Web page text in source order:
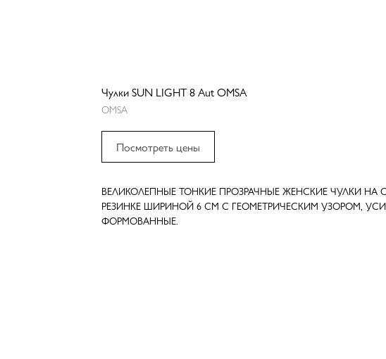
Чулки SUN LIGHT 8 Aut OMSA
OMSA
Посмотреть цены
ВЕЛИКОЛЕПНЫЕ ТОНКИЕ ПРОЗРАЧНЫЕ ЖЕНСКИЕ ЧУЛКИ
РЕЗИНКЕ ШИРИНОЙ 6 СМ С ГЕОМЕТРИЧЕСКИМ УЗОРОМ,
ФОРМОВАННЫЕ.